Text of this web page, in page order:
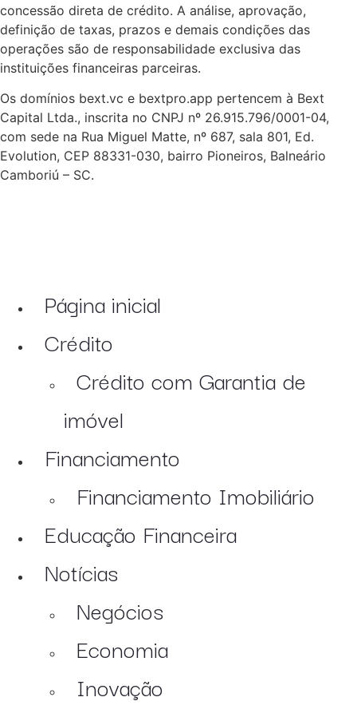
concessão direta de crédito. A análise, aprovação,
definição de taxas, prazos e demais condições das
operações são de responsabilidade exclusiva das
instituições financeiras parceiras.
Os domínios bext.vc e bextpro.app pertencem à Bext
Capital Ltda., inscrita no CNPJ nº 26.915.796/0001-04,
com sede na Rua Miguel Matte, nº 687, sala 801, Ed.
Evolution, CEP 88331-030, bairro Pioneiros, Balneário
Camboriú – SC.
Página inicial
Crédito
Crédito com Garantia de
imóvel
Financiamento
Financiamento Imobiliário
Educação Financeira
Notícias
Negócios
Economia
Inovação